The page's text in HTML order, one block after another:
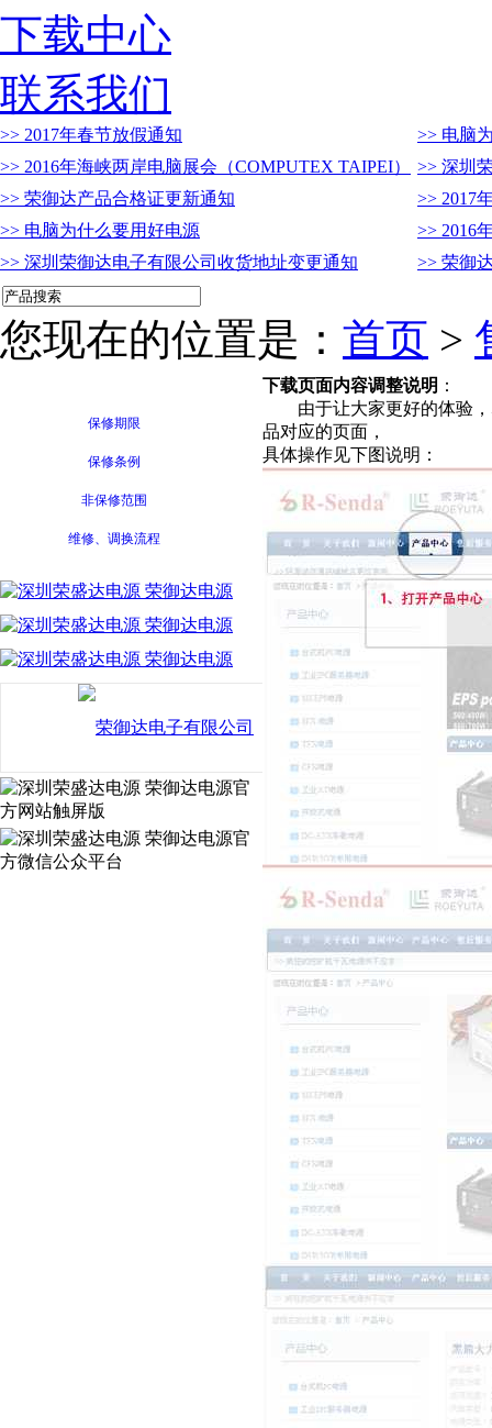
下载中心
联系我们
>> 2017年春节放假通知
>> 电脑
>> 2016年海峡两岸电脑展会（COMPUTEX TAIPEI）
>> 深圳
>> 荣御达产品合格证更新通知
>> 2017
>> 电脑为什么要用好电源
>> 2016
>> 深圳荣御达电子有限公司收货地址变更通知
>> 荣御
您现在的位置是： 首页 >
保修期限
保修条例
非保修范围
维修、调换流程
下载页面内容调整说明 ：
由于让大家更好的体验，
品对应的页面，
具体操作见下图说明：